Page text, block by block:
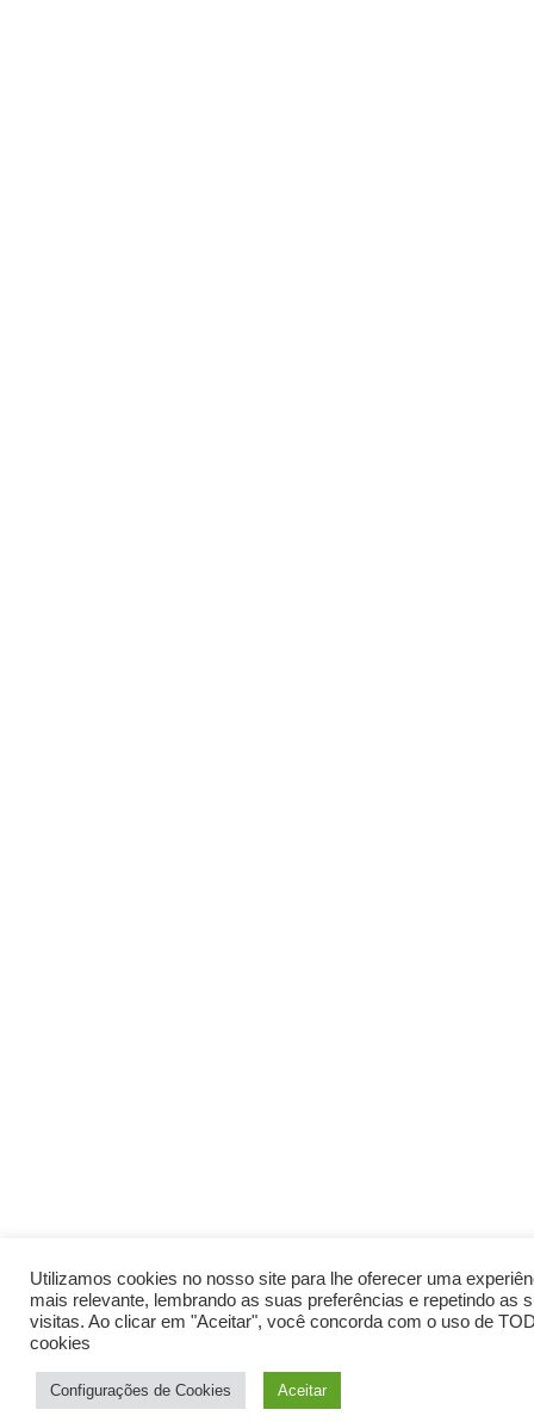
Utilizamos cookies no nosso site para lhe oferecer uma
mais relevante, lembrando as suas preferências e repetindo as
visitas. Ao clicar em "Aceitar", você concorda com o uso de
cookies
Configurações de Cookies Aceitar